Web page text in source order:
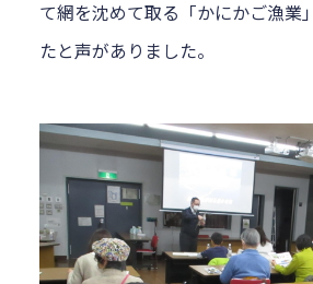
て網を沈めて取る「かにかご漁業
たと声がありました。